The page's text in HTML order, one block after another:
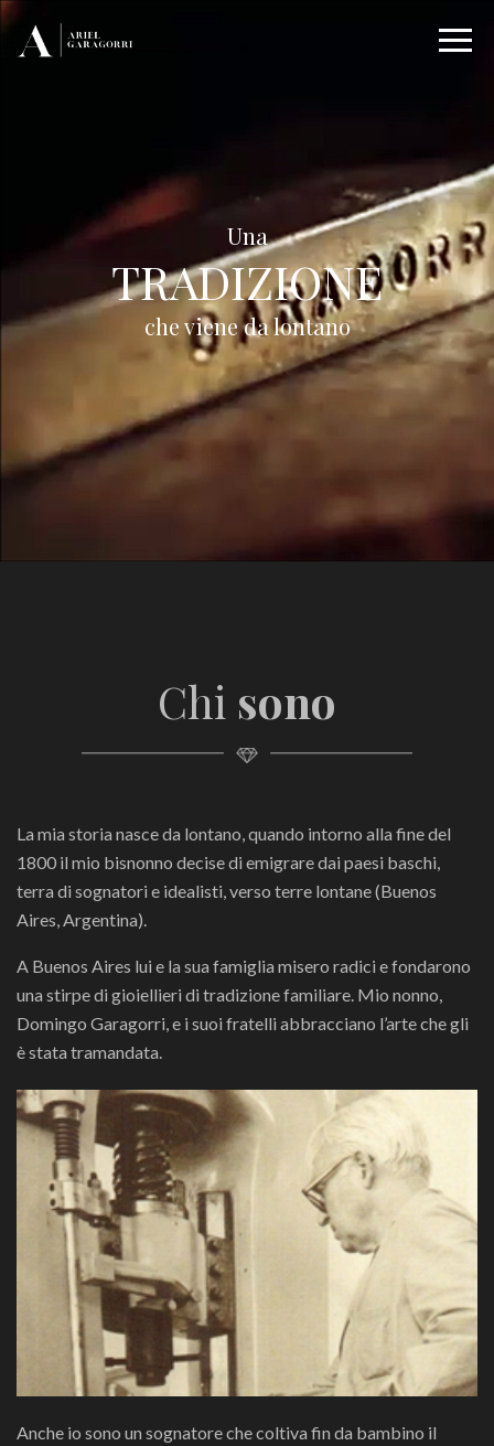
Una
TRADIZIONE
che viene da lontano
Chi sono
La mia storia nasce da lontano, quando intorno alla fine del
1800 il mio bisnonno decise di emigrare dai paesi baschi,
terra di sognatori e idealisti, verso terre lontane (Buenos
Aires, Argentina).
A Buenos Aires lui e la sua famiglia misero radici e fondarono
una stirpe di gioiellieri di tradizione familiare. Mio nonno,
Domingo Garagorri, e i suoi fratelli abbracciano l’arte che gli
è stata tramandata.
Anche io sono un sognatore che coltiva fin da bambino il